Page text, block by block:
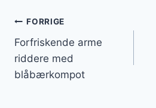
Indlægsnavigation
FORRIGE
Forfriskende arme
riddere med
blåbærkompot